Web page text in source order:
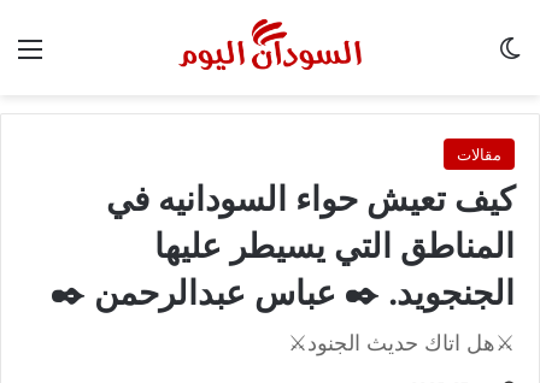
مقالات
كيف تعيش حواء السودانيه في
المناطق التي يسيطر عليها
الجنجويد. ✒️ عباس عبدالرحمن ✒️
⚔️هل اتاك حديث الجنود⚔️